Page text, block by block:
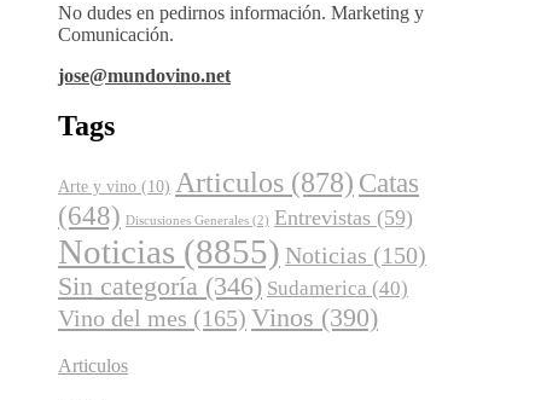
No dudes en pedirnos información. Marketing y
Comunicación.
jose@mundovino.net
Tags
Arte y vino (10) Articulos (878) Catas
(648) Discusiones Generales (2) Entrevistas (59)
Noticias (8855) Noticias (150)
Sin categoría (346) Sudamerica (40)
Vino del mes (165) Vinos (390)
Articulos